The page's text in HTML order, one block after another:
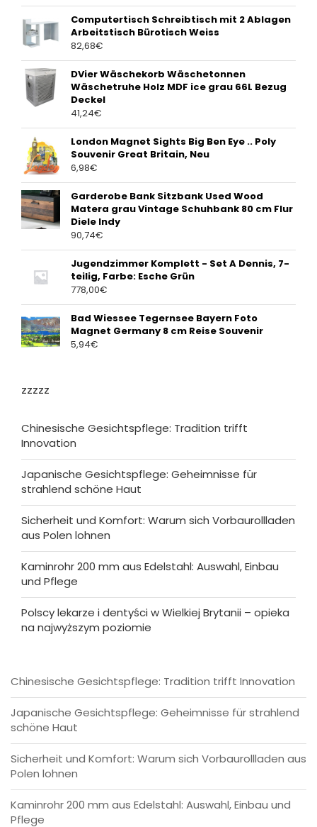
Computertisch Schreibtisch mit 2 Ablagen
Arbeitstisch Bürotisch Weiss
82,68€
DVier Wäschekorb Wäschetonnen
Wäschetruhe Holz MDF ice grau 66L Bezug
Deckel
41,24€
London Magnet Sights Big Ben Eye .. Poly
Souvenir Great Britain, Neu
6,98€
Garderobe Bank Sitzbank Used Wood
Matera grau Vintage Schuhbank 80 cm Flur
Diele Indy
90,74€
Jugendzimmer Komplett - Set A Dennis, 7-
teilig, Farbe: Esche Grün
778,00€
Bad Wiessee Tegernsee Bayern Foto
Magnet Germany 8 cm Reise Souvenir
5,94€
zzzzz
Chinesische Gesichtspflege: Tradition trifft
Innovation
Japanische Gesichtspflege: Geheimnisse für
strahlend schöne Haut
Sicherheit und Komfort: Warum sich Vorbaurollladen
aus Polen lohnen
Kaminrohr 200 mm aus Edelstahl: Auswahl, Einbau
und Pflege
Polscy lekarze i dentyści w Wielkiej Brytanii – opieka
na najwyższym poziomie
Chinesische Gesichtspflege: Tradition trifft Innovation
Japanische Gesichtspflege: Geheimnisse für strahlend
schöne Haut
Sicherheit und Komfort: Warum sich Vorbaurollladen aus
Polen lohnen
Kaminrohr 200 mm aus Edelstahl: Auswahl, Einbau und
Pflege